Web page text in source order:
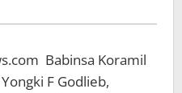
Babinsa Koramil
F Godlieb,